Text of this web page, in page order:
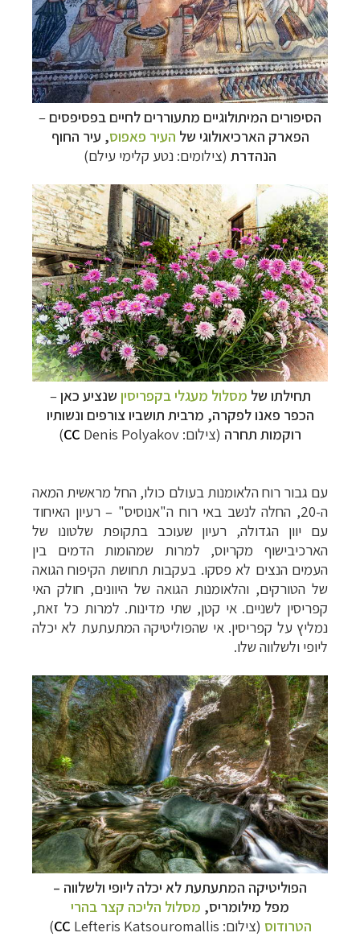
הסיפורים המיתולוגיים מתעוררים לחיים בפסיפסים –
הפארק הארכיאולוגי של העיר פאפוס, עיר החוף
הנהדרת (צילומים: נטע קלימי עילם)
תחילתו של מסלול מעגלי בקפריסין שנציע כאן–
הכפר פאנו לפקרה, מרבית תושביו צורפים ונשותיו
רוקמות תחרה (צילום: CC Denis Polyakov)
עם גבור רוח הלאומנות בעולם כולו, החל מראשית המאה
ה-20, החלה לנשב באי רוח ה"אנוסיס" – רעיון האיחוד
עם יוון הגדולה, רעיון שעוכב בתקופת שלטונו של
הארכיבישוף מקריוס, למרות שמהומות הדמים בין
העמים הנצים לא פסקו. בעקבות תחושת הקיפוח הגואה
של הטורקים, והלאומנות הגואה של היוונים, חולק האי
קפריסין לשניים. אי קטן, שתי מדינות. למרות כל זאת,
נמליץ על קפריסין. אי שהפוליטיקה המתעתעת לא יכלה
ליופי ולשלווה שלו.
הפוליטיקה המתעתעת לא יכלה ליופי ולשלווה –
מפל מילומריס, מסלול הליכה קצר בהרי
הטרודוס (צילום: CC Lefteris Katsouromallis)